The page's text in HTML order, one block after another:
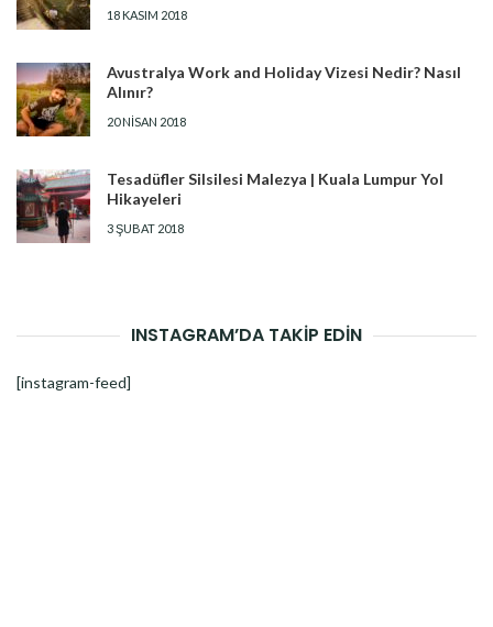
18 KASIM 2018
Avustralya Work and Holiday Vizesi Nedir? Nasıl
Alınır?
20 NISAN 2018
Tesadüfler Silsilesi Malezya | Kuala Lumpur Yol
Hikayeleri
3 ŞUBAT 2018
INSTAGRAM’DA TAKİP EDİN
[instagram-feed]